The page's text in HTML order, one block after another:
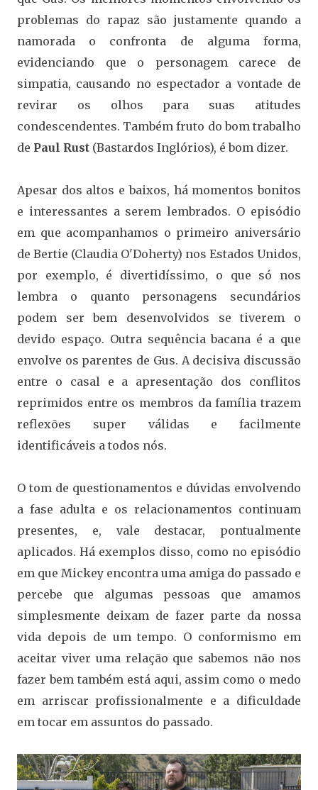
problemas do rapaz são justamente quando a
namorada o confronta de alguma forma,
evidenciando que o personagem carece de
simpatia, causando no espectador a vontade de
revirar os olhos para suas atitudes
condescendentes. Também fruto do bom trabalho
de Paul Rust (Bastardos Inglórios), é bom dizer.
Apesar dos altos e baixos, há momentos bonitos
e interessantes a serem lembrados. O episódio
em que acompanhamos o primeiro aniversário
de Bertie (Claudia O'Doherty) nos Estados Unidos,
por exemplo, é divertidíssimo, o que só nos
lembra o quanto personagens secundários
podem ser bem desenvolvidos se tiverem o
devido espaço. Outra sequência bacana é a que
envolve os parentes de Gus. A decisiva discussão
entre o casal e a apresentação dos conflitos
reprimidos entre os membros da família trazem
reflexões super válidas e facilmente
identificáveis a todos nós.
O tom de questionamentos e dúvidas envolvendo
a fase adulta e os relacionamentos continuam
presentes, e, vale destacar, pontualmente
aplicados. Há exemplos disso, como no episódio
em que Mickey encontra uma amiga do passado e
percebe que algumas pessoas que amamos
simplesmente deixam de fazer parte da nossa
vida depois de um tempo. O conformismo em
aceitar viver uma relação que sabemos não nos
fazer bem também está aqui, assim como o medo
em arriscar profissionalmente e a dificuldade
em tocar em assuntos do passado.